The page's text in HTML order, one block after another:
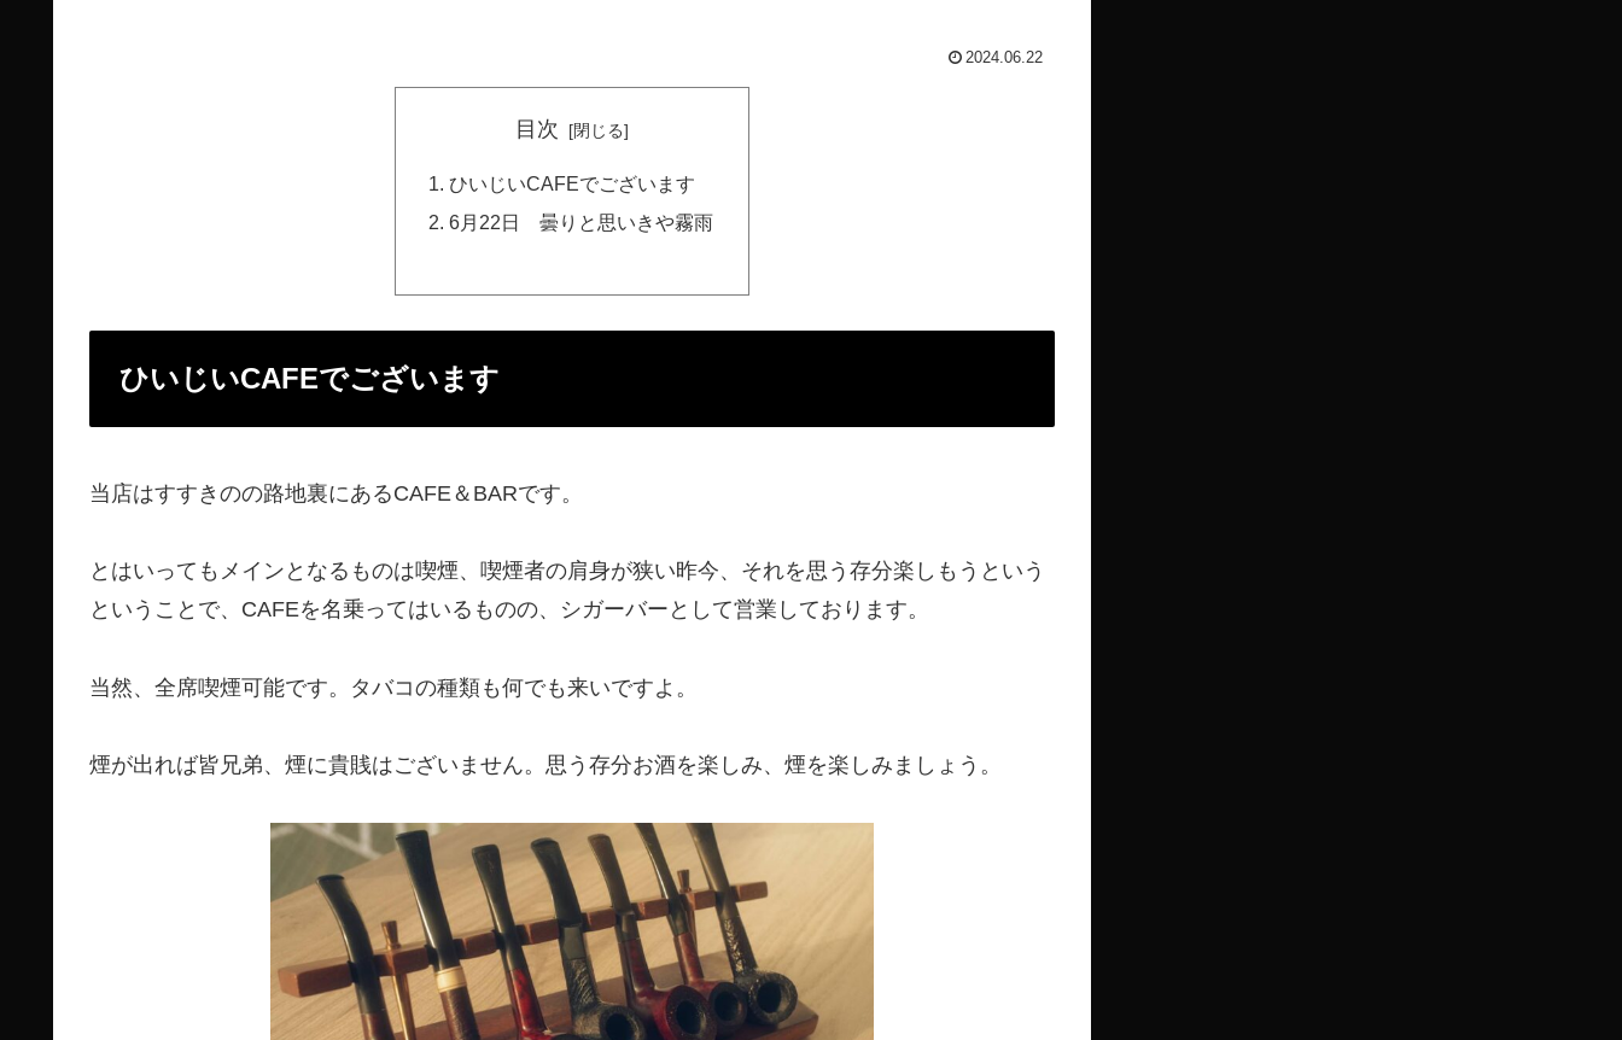
2024.06.22
目次
ひいじいCAFEでございます
6月22日 曇りと思いきや霧雨
ひいじいCAFEでございます
当店はすすきのの路地裏にあるCAFE＆BARです。
とはいってもメインとなるものは喫煙、喫煙者の肩身が狭い昨今、それを思う存分楽しもうという
ということで、CAFEを名乗ってはいるものの、シガーバーとして営業しております。
当然、全席喫煙可能です。タバコの種類も何でも来いですよ。
煙が出れば皆兄弟、煙に貴賎はございません。思う存分お酒を楽しみ、煙を楽しみましょう。